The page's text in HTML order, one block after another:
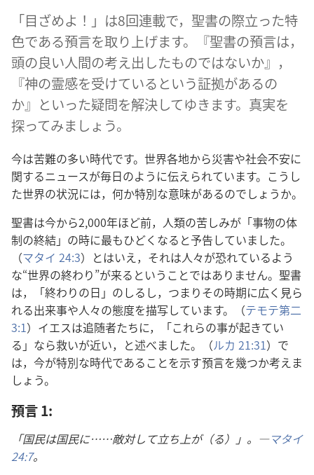
「目ざめよ！」は​8​回​連載​で，聖書​の​際立っ​た​特
色​で​ある​預言​を​取り上げ​ます。『聖書​の​預言​は，
頭​の​良い​人間​の​考え出し​た​もの​で​は​ない​か』，
『神​の​霊感​を​受け​て​いる​と​いう​証拠​が​ある​の​
か』と​いっ​た​疑問​を​解決​し​て​ゆき​ます。真実​を​
探っ​て​み​ましょ​う。
今​は​苦難​の​多い​時代​です。世界​各地​から​災害​や​社会​不安​に​
関する​ニュース​が​毎日​の​よう​に​伝え​られ​て​い​ます。こう​し​
た​世界​の​状況​に​は，何​か​特別​な​意味​が​ある​の​でしょ​う​か。
聖書​は​今​から​2,000​年​ほど​前，人類​の​苦しみ​が「事物​の​体
制​の​終結」の​時​に​最も​ひどく​なる​と​予告​し​て​い​まし​た。
（マタイ 24:3）と​は​いえ，それ​は​人々​が​恐れ​て​いる​よう​
な“世界​の​終わり”が​来る​と​いう​こと​で​は​あり​ませ​ん。聖書​
は，「終わり​の​日」の​しるし，つまり​その​時期​に​広く​見​ら
れる​出来事​や​人々​の​態度​を​描写​し​て​い​ます。（テモテ​第​二
3:1）イエス​は​追随​者​たち​に，「これら​の​事​が​起き​て​い
る」なら​救い​が​近い，と​述べ​まし​た。（ルカ 21:31）で
は，今​が​特別​な​時代​で​ある​こと​を​示す​預言​を​幾つ​か​考え​ま
しょ​う。
預言 1:
「国民​は​国民​に……敵対​し​て​立ち上​が（る）」。―マタイ
24:7。